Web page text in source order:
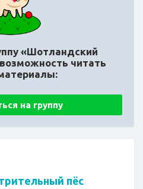
«Шотландский
читать
на группу
пёс